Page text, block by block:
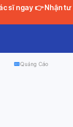
tư vấn MIỄN PHÍ
Quảng Cáo